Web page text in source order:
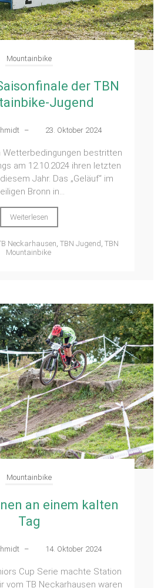
Mountainbike
der TBN
Jugend
– 23. Oktober 2024
Wetterbedingungen bestritten
am 12.10.2024 ihren letzten
Jahr. Das „Geläuf“ im
Bronn in...
Weiterlesen
Neckarhausen,TBN Jugend ,TBN
Mountainbike
Mountainbike
an einem kalten
Tag
– 14. Oktober 2024
Cup Serie machte Station
vom TB Neckarhausen waren